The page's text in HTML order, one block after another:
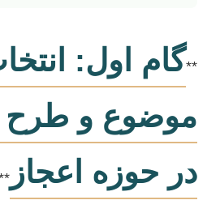
**گام اول:
موضوع و طرح
در حوزه اعجاز